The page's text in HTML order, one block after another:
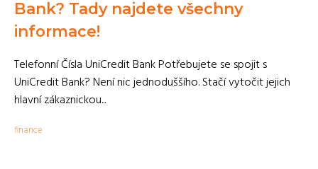
Bank? Tady najdete všechny
informace!
Telefonní Čísla UniCredit Bank Potřebujete se spojit s
UniCredit Bank? Není nic jednoduššího. Stačí vytočit jejich
hlavní zákaznickou...
finance